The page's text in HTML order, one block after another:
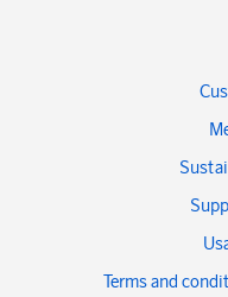
Terms and